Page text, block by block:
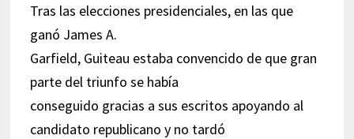
Tras las elecciones presidenciales, en las que
ganó James A.
Garfield, Guiteau estaba convencido de que gran
parte del triunfo se había
conseguido gracias a sus escritos apoyando al
candidato republicano y no tardó